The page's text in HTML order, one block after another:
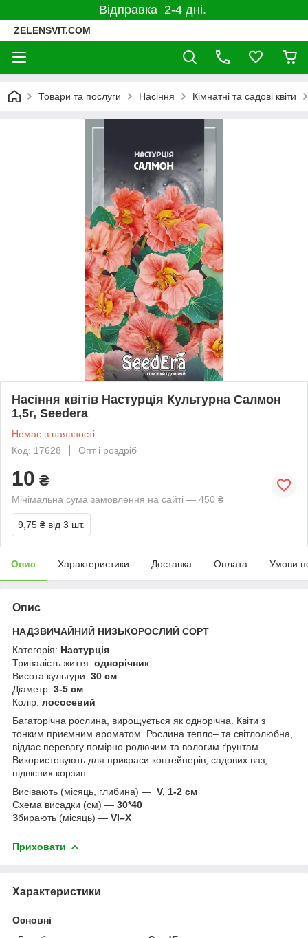
Відправка 2-4 дні.
ZELENSVIT.COM
Товари та послуги Насіння Кімнатні та садові квіти
Насіння квітів Настурція Культурна Салмон
1,5г, Seedera
Немає в наявності
Код: 17628
Опт і роздріб
10 ₴
Мінімальна сума замовлення на сайті — 450 ₴
9,75 ₴ від 3 шт.
Опис Характеристики Доставка Оплата Умови
Опис
НАДЗВИЧАЙНИЙ НИЗЬКОРОСЛИЙ СОРТ
Категорія: Настурція
Тривалість життя: однорічник
Висота культури: 30 см
Діаметр: 3-5 см
Колір: лососевий
Багаторічна рослина, вирощується як однорічна. Квіти з
тонким приємним ароматом. Рослина тепло– та світлолюбна,
віддає перевагу помірно родючим та вологим ґрунтам.
Використовують для прикраси контейнерів, садових ваз,
підвісних корзин.
Висівають (місяць, глибина) — V, 1-2 см
Схема висадки (см) — 30*40
Збирають (місяць) — VI–X
Приховати
Характеристики
Основні